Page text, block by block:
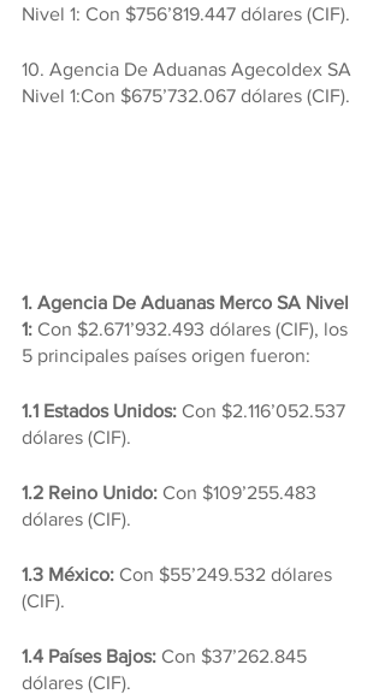
Nivel 1: Con $756’819.447 dólares (CIF).
10. Agencia De Aduanas Agecoldex SA
Nivel 1:Con $675’732.067 dólares (CIF).
1. Agencia De Aduanas Merco SA Nivel
1: Con $2.671’932.493 dólares (CIF), los
5 principales países origen fueron:
1.1 Estados Unidos: Con $2.116’052.537
dólares (CIF).
1.2 Reino Unido: Con $109’255.483
dólares (CIF).
1.3 México: Con $55’249.532 dólares
(CIF).
1.4 Países Bajos: Con $37’262.845
dólares (CIF).